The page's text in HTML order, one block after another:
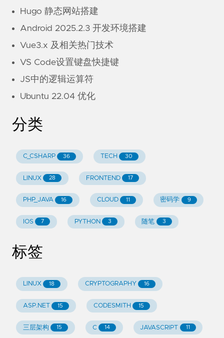
Hugo 静态网站搭建
Android 2025.2.3 开发环境搭建
Vue3.x 及相关热门技术
VS Code设置键盘快捷键
JS中的逻辑运算符
Ubuntu 22.04 优化
分类
C_CSHARP 36 TECH 30
LINUX 28 FRONTEND 17
PHP_JAVA 16 CLOUD 11 密码学 9
IOS 7 PYTHON 3 随笔 3
标签
LINUX 18 CRYPTOGRAPHY 16
ASP.NET 15 CODESMITH 15
三层架构 15 C 14 JAVASCRIPT 11